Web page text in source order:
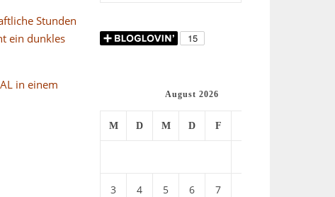
Stunden
ein dunkles
in einem
August 2026
M D M D F
3 4 5 6 7